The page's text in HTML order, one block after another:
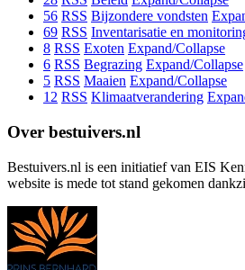
56 RSS Bijzondere vondsten
69 RSS Inventarisatie en
8 RSS Exoten Expand/Collapse
6 RSS Begrazing Expand/Collapse
5 RSS Maaien Expand/Collapse
12 RSS Klimaatverandering
Over bestuivers.nl
Bestuivers.nl is een initiatief van EIS
website is mede tot stand gekomen